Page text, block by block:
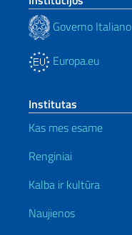
Governo Italiano
Europa.eu
Institutas
Kas mes esame
Renginiai
Kalba ir kultūra
Naujienos